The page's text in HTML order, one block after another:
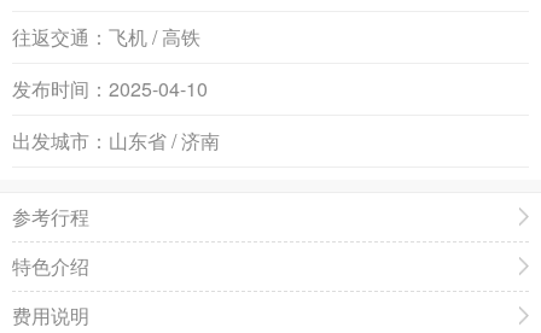
往返交通： 飞机 / 高铁
发布时间： 2025-04-10
出发城市： 山东省 / 济南
参考行程
特色介绍
费用说明